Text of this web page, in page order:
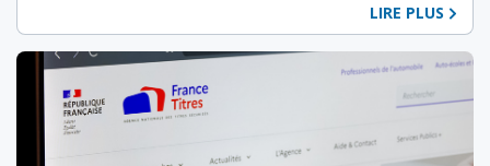
LIRE PLUS